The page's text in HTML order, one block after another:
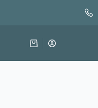
إضافة إلى السلة
عربة